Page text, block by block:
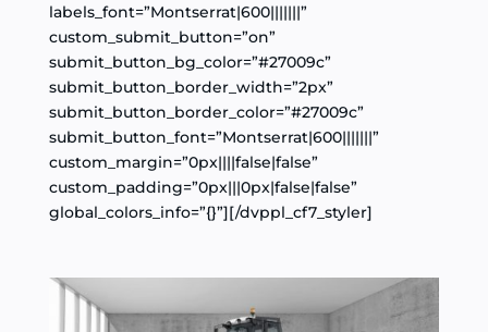
labels_font=”Montserrat|600|||||||”
custom_submit_button=”on”
submit_button_bg_color=”#27009c”
submit_button_border_width=”2px”
submit_button_border_color=”#27009c”
submit_button_font=”Montserrat|600|||||||”
custom_margin=”0px||||false|false”
custom_padding=”0px|||0px|false|false”
global_colors_info=”{}”][/dvppl_cf7_styler]